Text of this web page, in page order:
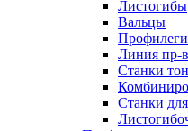
Листогибы
Вальцы
Линия пр-
Станки
Станки